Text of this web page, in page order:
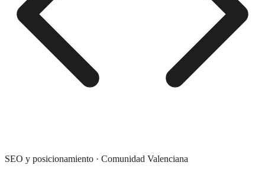
SEO y posicionamiento · Comunidad Valenciana